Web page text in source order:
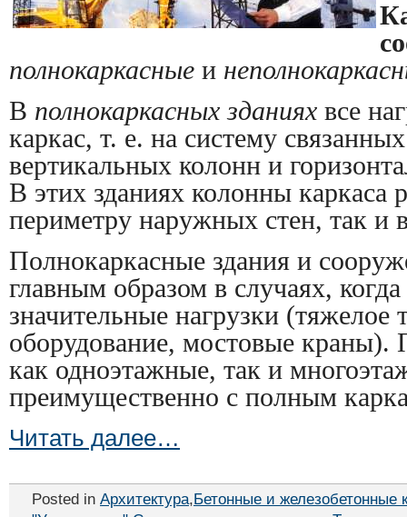
полнокаркасные и
В полнокаркасных зданиях все
каркас, т. е. на систему
вертикальных колонн и
В этих зданиях колонны каркаса
периметру наружных стен, так и
Полнокаркасные здания и
главным образом в случаях,
значительные нагрузки (тяжелое
оборудование, мостовые
как одноэтажные, так и
преимущественно с полным
Читать далее…
Posted in Архитектура,Бетонные и железобетонные